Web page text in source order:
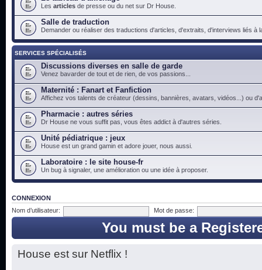
Les articles de presse ou du net sur Dr House.
Salle de traduction
Demander ou réaliser des traductions d'articles, d'extraits, d'interviews liés à
SERVICES SPÉCIALISÉS
Discussions diverses en salle de garde
Venez bavarder de tout et de rien, de vos passions...
Maternité : Fanart et Fanfiction
Affichez vos talents de créateur (dessins, bannières, avatars, vidéos...) ou
Pharmacie : autres séries
Dr House ne vous suffit pas, vous êtes addict à d'autres séries.
Unité pédiatrique : jeux
House est un grand gamin et adore jouer, nous aussi.
Laboratoire : le site house-fr
Un bug à signaler, une amélioration ou une idée à proposer.
CONNEXION
Nom d’utilisateur:
Mot de passe:
You must be a
House est sur Netflix !